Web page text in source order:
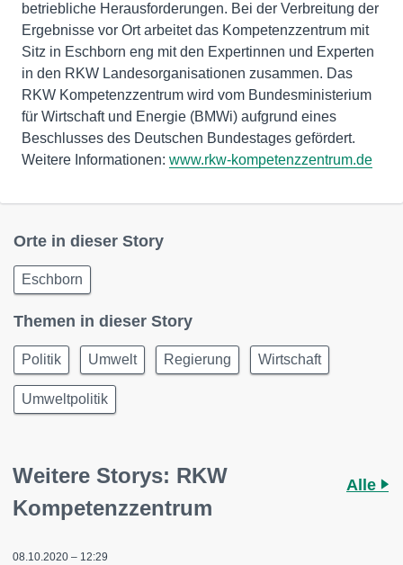
betriebliche Herausforderungen. Bei der Verbreitung der
Ergebnisse vor Ort arbeitet das Kompetenzzentrum mit
Sitz in Eschborn eng mit den Expertinnen und Experten
in den RKW Landesorganisationen zusammen. Das
RKW Kompetenzzentrum wird vom Bundesministerium
für Wirtschaft und Energie (BMWi) aufgrund eines
Beschlusses des Deutschen Bundestages gefördert.
Weitere Informationen: www.rkw-kompetenzzentrum.de
Orte in dieser Story
Eschborn
Themen in dieser Story
Politik Umwelt Regierung Wirtschaft
Umweltpolitik
Weitere Storys: RKW
Kompetenzzentrum
Alle
08.10.2020 – 12:29